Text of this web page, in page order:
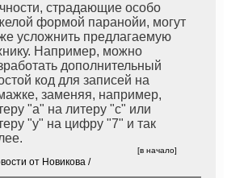
страдающие особо
формой паранойи, могут
усложнить предлагаемую
Например, можно
дополнительный
код для записей на
заменяя, например,
"а" на литеру "с" или
"y" на цифру "7" и так
от Новикова /
[в начало]